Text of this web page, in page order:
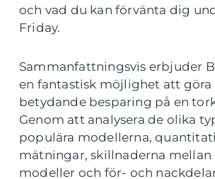
och vad du kan förvänta dig
Friday.
Sammanfattningsvis erbjuder
en fantastisk möjlighet att göra
betydande besparing på en
Genom att analysera de olika
populära modellerna,
mätningar, skillnaderna mellan
modeller och för- och